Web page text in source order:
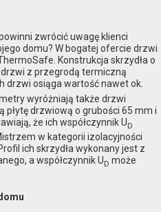
zwrócić uwagę klienci
domu? W bogatej ofercie drzwi
Konstrukcja skrzydła o
z przegrodą termiczną
drzwi osiąga wartość nawet ok.
wyróżniają także drzwi
płytę drzwiową o grubości 65 mm i
że ich współczynnik UD
w kategorii izolacyjności
ich skrzydła wykonany jest z
a współczynnik UD może